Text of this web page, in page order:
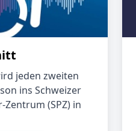
jeden zweiten
ins Schweizer
Zentrum (SPZ) in